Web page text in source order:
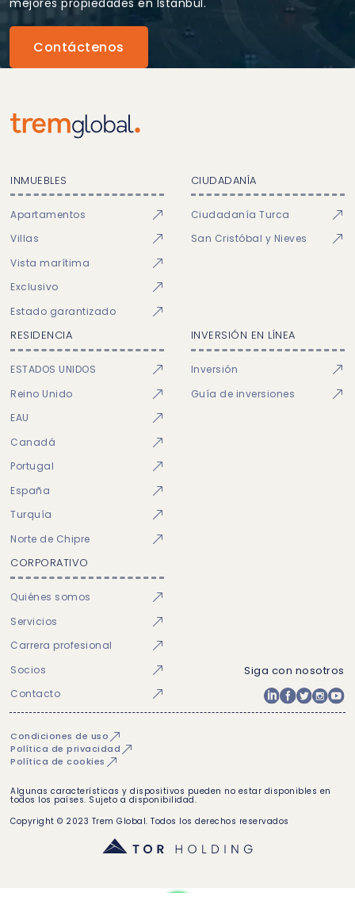
Contáctenos
INMUEBLES
Apartamentos
Villas
Vista marítima
Exclusivo
Estado garantizado
CIUDADANÍA
Ciudadanía Turca
San Cristóbal y Nieves
RESIDENCIA
ESTADOS UNIDOS
Reino Unido
EAU
Canadá
Portugal
España
Turquía
Norte de Chipre
INVERSIÓN EN LÍNEA
Inversión
Guía de inversiones
CORPORATIVO
Quiénes somos
Servicios
Carrera profesional
Socios
Contacto
Siga con nosotros
Condiciones de uso
Política de privacidad
Política de cookies
Algunas características y dispositivos pueden no estar disponibles en
todos los países. Sujeto a disponibilidad.
Copyright © 2023 Trem Global. Todos los derechos reservados